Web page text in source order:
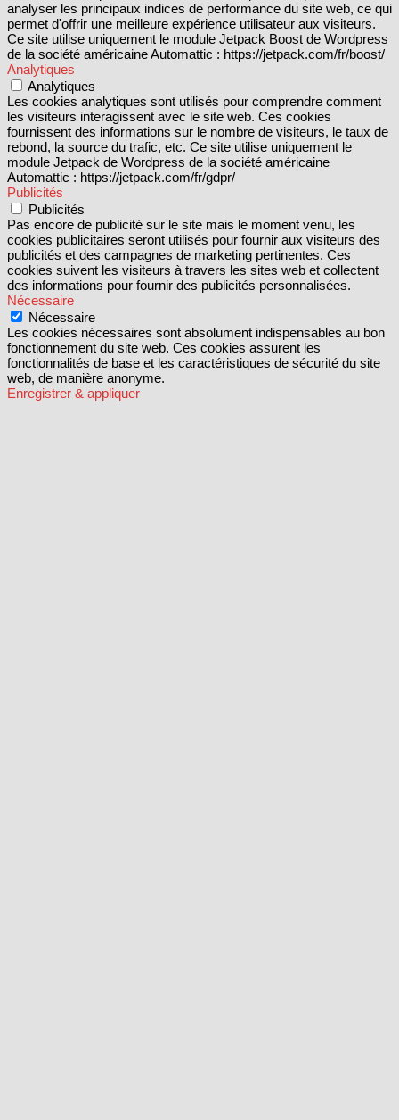
analyser les principaux indices de performance du site web, ce qui
permet d'offrir une meilleure expérience utilisateur aux visiteurs.
Ce site utilise uniquement le module Jetpack Boost de Wordpress
de la société américaine Automattic : https://jetpack.com/fr/boost/
Analytiques
Analytiques
Les cookies analytiques sont utilisés pour comprendre comment
les visiteurs interagissent avec le site web. Ces cookies
fournissent des informations sur le nombre de visiteurs, le taux de
rebond, la source du trafic, etc. Ce site utilise uniquement le
module Jetpack de Wordpress de la société américaine
Automattic : https://jetpack.com/fr/gdpr/
Publicités
Publicités
Pas encore de publicité sur le site mais le moment venu, les
cookies publicitaires seront utilisés pour fournir aux visiteurs des
publicités et des campagnes de marketing pertinentes. Ces
cookies suivent les visiteurs à travers les sites web et collectent
des informations pour fournir des publicités personnalisées.
Nécessaire
Nécessaire
Les cookies nécessaires sont absolument indispensables au bon
fonctionnement du site web. Ces cookies assurent les
fonctionnalités de base et les caractéristiques de sécurité du site
web, de manière anonyme.
Enregistrer & appliquer